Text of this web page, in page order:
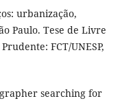
urbanização,
Paulo. Tese de Livre
FCT/UNESP,
searching for